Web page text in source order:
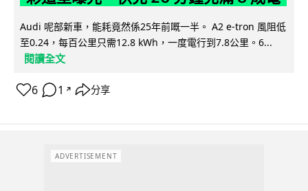
Audi 呢部新車，能耗竟然係25年前嘅一半。 A2 e-tron 風阻低
至0.24，每百公里只需12.8 kWh，一度電行到7.8公里。6...
閱讀全文
6 1 ↗ 分享
ADVERTISEMENT